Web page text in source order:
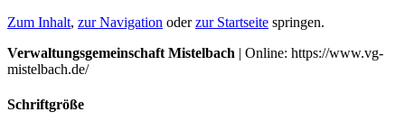
Zum Inhalt, zur Navigation oderzur Startseite springen.
Verwaltungsgemeinschaft Mistelbach | Online: https://www.vg-
mistelbach.de/
Schriftgröße